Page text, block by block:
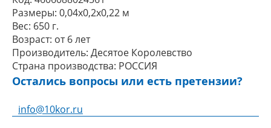
Размеры: 0,04x0,2x0,22 м
Вес: 650 г.
Возраст: от 6 лет
Производитель: Десятое Королевство
Страна производства: РОССИЯ
Остались вопросы или есть претензии?
info@10kor.ru